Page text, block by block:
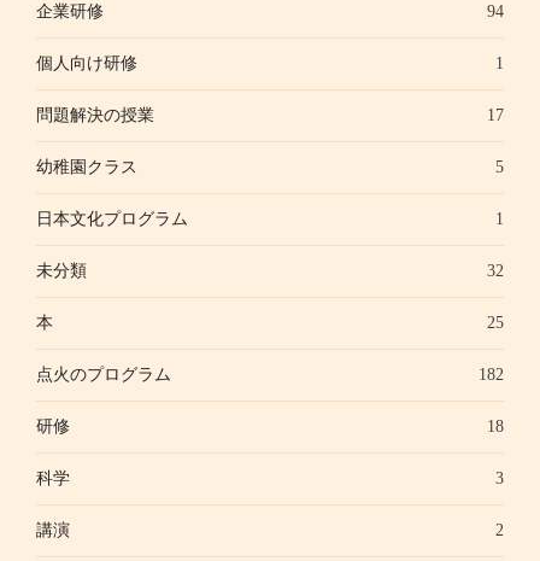
企業研修 94
個人向け研修 1
問題解決の授業 17
幼稚園クラス 5
日本文化プログラム 1
未分類 32
本 25
点火のプログラム 182
研修 18
科学 3
講演 2